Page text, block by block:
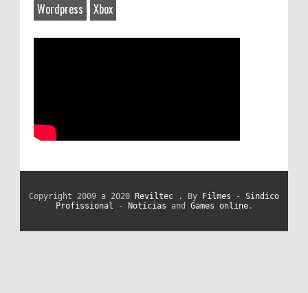
Wordpress
Xbox
Copyright 2009 a 2020 Reviltec . By Filmes - Sindico
Profissional
- Notícias and Games online.